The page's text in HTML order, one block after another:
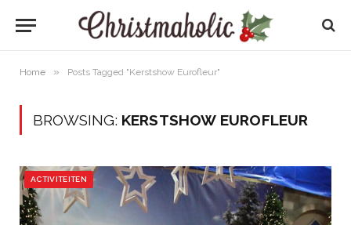
Home » Posts Tagged "Kerstshow Eurofleur"
BROWSING: KERSTSHOW EUROFLEUR
ACTIVITEITEN